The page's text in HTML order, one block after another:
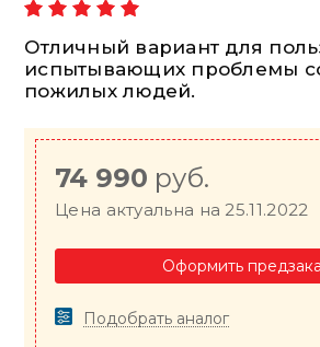
Отличный вариант для
испытывающих проблемы
пожилых людей.
74 990 руб.
Цена актуальна на 25.11.2022
Оформить
Подобрать аналог